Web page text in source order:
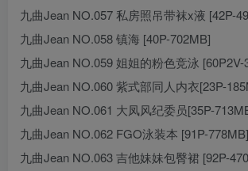
九曲Jean NO.057 私房照吊带袜x液 [42P-
九曲Jean NO.058 镇海 [40P-702MB]
九曲Jean NO.059 姐姐的粉色竞泳 [60P2V-
九曲Jean NO.060 紫式部同人内衣[23P-
九曲Jean NO.061 大凤风纪委员[35P-
九曲Jean NO.062 FGO泳装本 [91P-778MB]
九曲Jean NO.063 吉他妹妹包臀裙 [92P-